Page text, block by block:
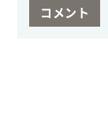
コメント